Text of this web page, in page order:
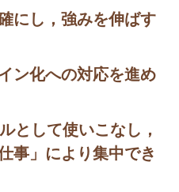
にし，強みを伸ばす
ン化への対応を進め
として使いこなし，
事」により集中でき